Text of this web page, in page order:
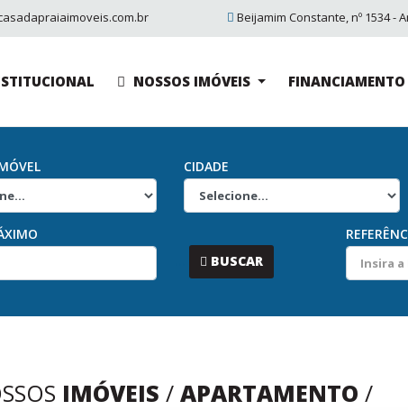
Beijamim Constante, nº 1534 -
NOSSOS IMÓVEIS FINANCIAMENTO
CIDADE
BUSCAR
IMÓVEIS / APARTAMENTO /